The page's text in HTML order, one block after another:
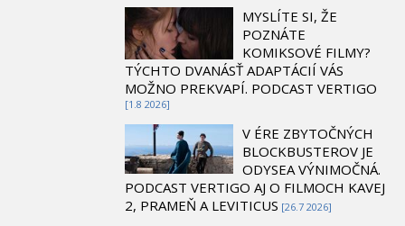
MYSLÍTE SI, ŽE
POZNÁTE
KOMIKSOVÉ FILMY?
TÝCHTO DVANÁSŤ ADAPTÁCIÍ VÁS
MOŽNO PREKVAPÍ. PODCAST VERTIGO
[1.8 2026]
V ÉRE ZBYTOČNÝCH
BLOCKBUSTEROV JE
ODYSEA VÝNIMOČNÁ.
PODCAST VERTIGO AJ O FILMOCH KAVEJ
2, PRAMEŇ A LEVITICUS [26.7 2026]